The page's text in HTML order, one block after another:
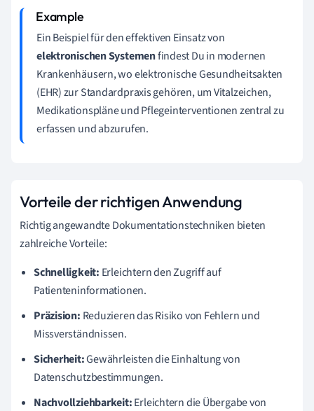
Ein Beispiel für den effektiven Einsatz von
elektronischen Systemenfindest Du in modernen
Krankenhäusern, wo elektronische Gesundheitsakten
(EHR) zur Standardpraxis gehören, um Vitalzeichen,
Medikationspläne und Pflegeinterventionen zentral zu
erfassen und abzurufen.
Vorteile der richtigen Anwendung
Richtig angewandte Dokumentationstechniken bieten
zahlreiche Vorteile:
Schnelligkeit: Erleichtern den Zugriff auf
Patienteninformationen.
Präzision: Reduzieren das Risiko von Fehlern und
Missverständnissen.
Sicherheit:Gewährleisten die Einhaltung von
Datenschutzbestimmungen.
Nachvollziehbarkeit:Erleichtern die Übergabe von